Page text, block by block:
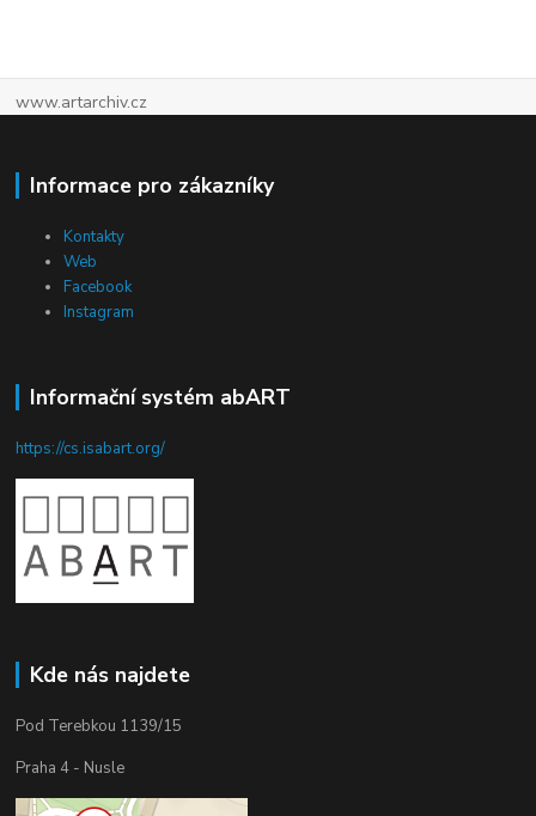
www.artarchiv.cz
Informace pro zákazníky
Kontakty
Web
Facebook
Instagram
Informační systém abART
https://cs.isabart.org/
Kde nás najdete
Pod Terebkou 1139/15
Praha 4 - Nusle